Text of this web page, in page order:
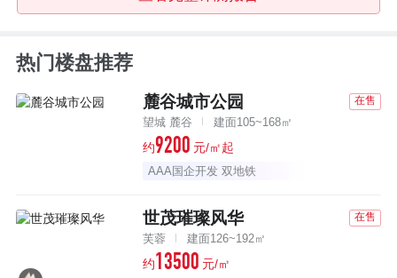
热门楼盘推荐
麓谷城市公园 在售
望城 麓谷 建面105~168㎡
约9200 元/㎡起
AAA国企开发 双地铁
世茂璀璨风华 在售
芙蓉 建面126~192㎡
约13500 元/㎡